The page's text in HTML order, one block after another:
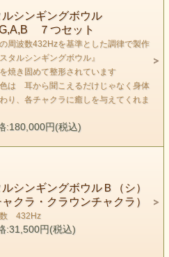
（ソ）
（スロート）に働きます。
ンギングボウルは
イとしてもいいですよ！
ルG音（ソ）
チャクラ）
約16.0cm
ルシンギングボウル
７つセット
周波数432Hzを基準とした調律で製作
タルシンギングボウル』
焼き固めて整形されています
は 耳から聞こえるだけじゃなく身体
り、各チャクラに癒しを与えてくれま
:180,000円(税込)
シンギングボウルＢ（シ）
ャクラ・クラウンチャクラ）
数 432Hz
:31,500円(税込)